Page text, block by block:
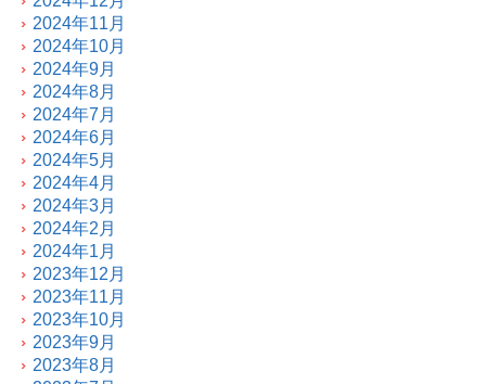
2024年11月
2024年10月
2024年9月
2024年8月
2024年7月
2024年6月
2024年5月
2024年4月
2024年3月
2024年2月
2024年1月
2023年12月
2023年11月
2023年10月
2023年9月
2023年8月